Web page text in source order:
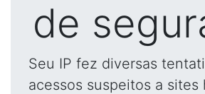
de
Seu IP fez diversas
acessos suspeitos a sites